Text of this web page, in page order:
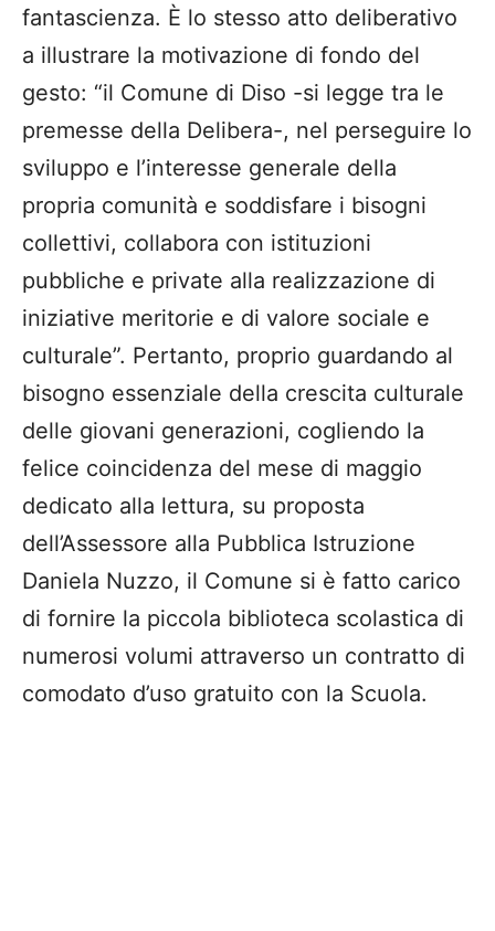
fantascienza. È lo stesso atto deliberativo
a illustrare la motivazione di fondo del
gesto: “il Comune di Diso -si legge tra le
premesse della Delibera-, nel perseguire lo
sviluppo e l’interesse generale della
propria comunità e soddisfare i bisogni
collettivi, collabora con istituzioni
pubbliche e private alla realizzazione di
iniziative meritorie e di valore sociale e
culturale”. Pertanto, proprio guardando al
bisogno essenziale della crescita culturale
delle giovani generazioni, cogliendo la
felice coincidenza del mese di maggio
dedicato alla lettura, su proposta
dell’Assessore alla Pubblica Istruzione
Daniela Nuzzo, il Comune si è fatto carico
di fornire la piccola biblioteca scolastica di
numerosi volumi attraverso un contratto di
comodato d’uso gratuito con la Scuola.